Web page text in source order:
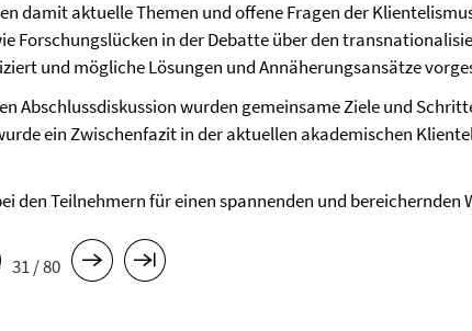
damit aktuelle Themen und offene Fragen der
Forschungslücken in der Debatte über den
und mögliche Lösungen und Annäherungsansätze
Abschlussdiskussion wurden gemeinsame Ziele und
ein Zwischenfazit in der aktuellen akademischen
den Teilnehmern für einen spannenden und bereichernden
31 / 80